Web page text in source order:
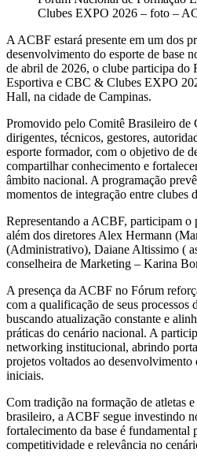
Clubes EXPO 2026 – foto –
A ACBF estará presente em um dos
desenvolvimento do esporte de base
de abril de 2026, o clube participa do
Esportiva e CBC & Clubes EXPO
Hall, na cidade de Campinas.
Promovido pelo Comitê Brasileiro de
dirigentes, técnicos, gestores,
esporte formador, com o objetivo de
compartilhar conhecimento e
âmbito nacional. A programação
momentos de integração entre clubes
Representando a ACBF, participam o
além dos diretores Alex Hermann
(Administrativo), Daiane Altissimo (
conselheira de Marketing – Karina
A presença da ACBF no Fórum
com a qualificação de seus processos
buscando atualização constante e
práticas do cenário nacional. A
networking institucional, abrindo
projetos voltados ao desenvolvimento
iniciais.
Com tradição na formação de atletas
brasileiro, a ACBF segue investindo
fortalecimento da base é fundamental
competitividade e relevância no